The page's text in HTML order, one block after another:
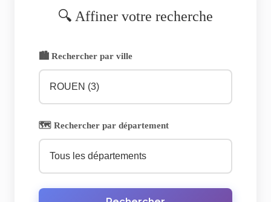
🔍 Affiner votre recherche
🏙️ Rechercher par ville
🗺️ Rechercher par département